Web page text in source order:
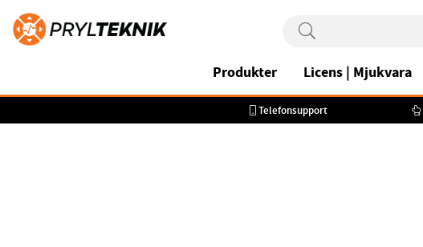
Telefonsupport
Produkter Licens | Mjukvara